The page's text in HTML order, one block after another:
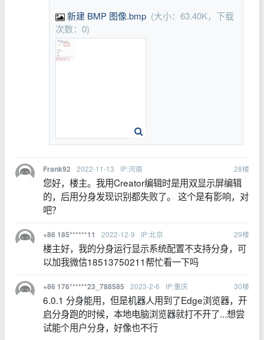
新建 BMP 图像.bmp (大小：63.40K，下载
次数：0)
Frank92 2022-11-13 IP:河南 28楼
您好，楼主。我用Creator编辑时是用双显示屏编辑
的，后用分身发现识别都失败了。 这个是有影响，对
吧？
+86 185******11 2022-12-9 IP:北京 29楼
楼主好，我的分身运行显示系统配置不支持分身，可
以加我微信18513750211帮忙看一下吗
+86 176******23_788585 2023-2-6 IP:重庆 30楼
6.0.1 分身能用，但是机器人用到了Edge浏览器，开
启分身跑的时候，本地电脑浏览器就打不开了...想尝
试能个用户分身，好像也不行